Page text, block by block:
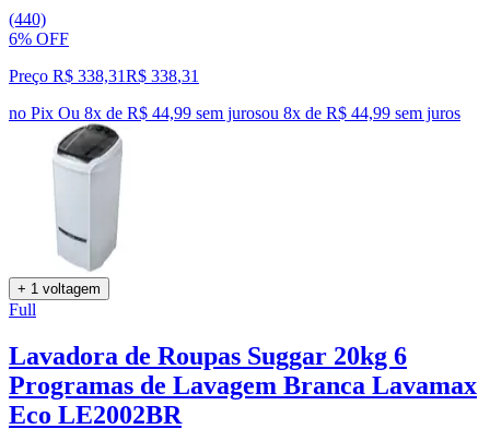
(440)
6% OFF
Preço R$ 338,31R$ 338,31
no Pix Ou 8x de R$ 44,99 sem jurosou 8x de R$ 44,99 sem juros
+ 1 voltagem
Full
Lavadora de Roupas Suggar 20kg 6
Programas de Lavagem Branca Lavamax
Eco LE2002BR